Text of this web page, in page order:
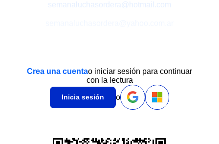
semanaluchasordera@hotmail.com
Crea una cuentao iniciar sesión para continuar
con la lectura
Inicia sesión o